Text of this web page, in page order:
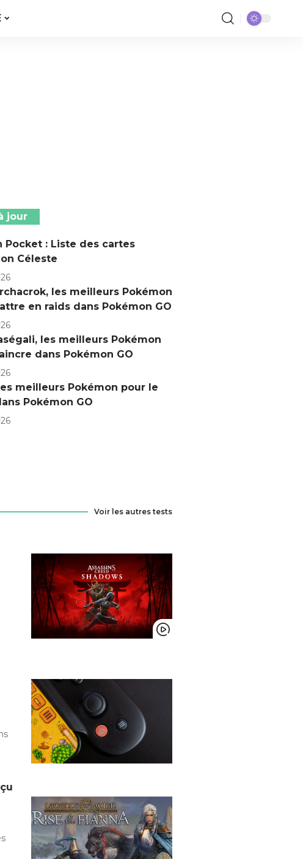
jour
Pocket : Liste des cartes
Céleste
les meilleurs Pokémon
en raids dans Pokémon GO
les meilleurs Pokémon
dans Pokémon GO
meilleurs Pokémon pour le
Pokémon GO
Voir les autres tests